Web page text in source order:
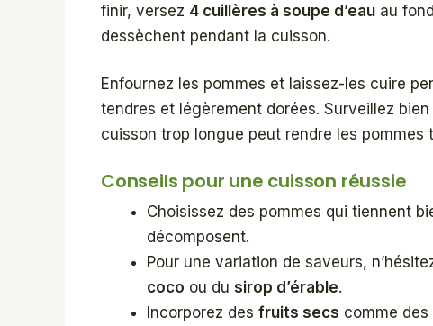
finir, versez 4 cuillères à soupe d’eau au
dessèchent pendant la cuisson.
Enfournez les pommes et laissez-les cuire
tendres et légèrement dorées. Surveillez
cuisson trop longue peut rendre les pommes
Conseils pour une cuisson réussie
Choisissez des pommes qui tiennent
décomposent.
Pour une variation de saveurs,
coco ou du sirop d’érable.
Incorporez des fruits secs comme